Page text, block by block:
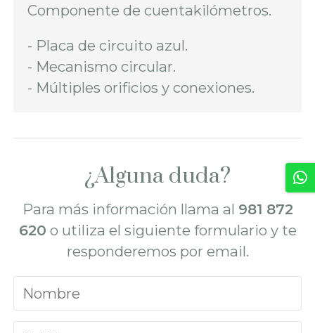
Componente de cuentakilómetros.
- Placa de circuito azul.
- Mecanismo circular.
- Múltiples orificios y conexiones.
¿Alguna duda?
Para más información llama al 981 872
620 o utiliza el siguiente formulario y te
responderemos por email.